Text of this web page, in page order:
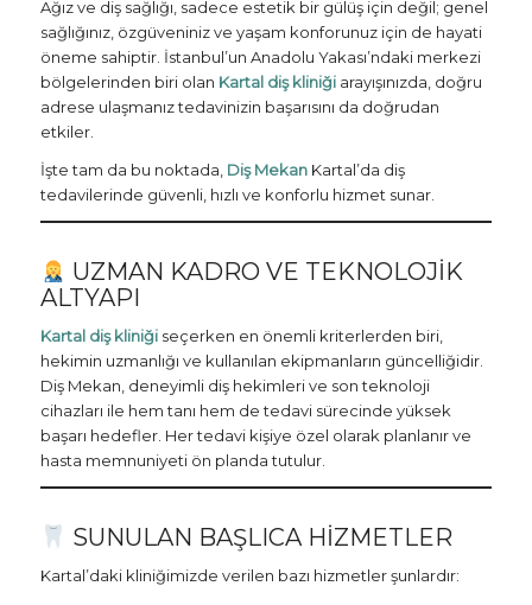
Ağız ve diş sağlığı, sadece estetik bir gülüş için değil; genel
sağlığınız, özgüveniniz ve yaşam konforunuz için de hayati
öneme sahiptir. İstanbul’un Anadolu Yakası’ndaki merkezi
bölgelerinden biri olan Kartal diş kliniğiarayışınızda, doğru
adrese ulaşmanız tedavinizin başarısını da doğrudan
etkiler.
İşte tam da bu noktada, Diş MekanKartal’da diş
tedavilerinde güvenli, hızlı ve konforlu hizmet sunar.
UZMAN KADRO VE TEKNOLOJIK
ALTYAPI
Kartal diş kliniği seçerken en önemli kriterlerden biri,
hekimin uzmanlığı ve kullanılan ekipmanların güncelliğidir.
Diş Mekan, deneyimli diş hekimleri ve son teknoloji
cihazları ile hem tanı hem de tedavi sürecinde yüksek
başarı hedefler. Her tedavi kişiye özel olarak planlanır ve
hasta memnuniyeti ön planda tutulur.
SUNULAN BAŞLICA HIZMETLER
Kartal’daki kliniğimizde verilen bazı hizmetler şunlardır: